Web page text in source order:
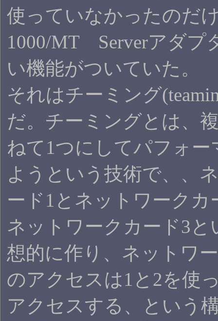
使っていなかったのだ
1000/MT Serverアダプ
い機能がついていた。
それはチーミング
だ。チーミングとは、
ねて1つにしてパフォー
ようという技術で、、
ード1とネットワークカ
ネットワークカード3と
想的に作り、ネットワ
のアクセスは1と2を使
アクセスする、という